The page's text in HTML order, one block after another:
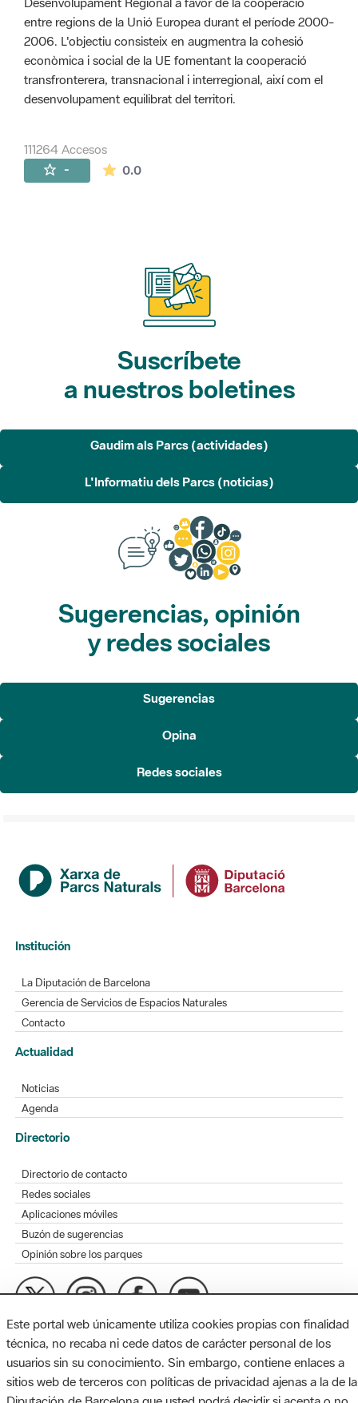
entre regions de la Unió Europea durant el període 2000-
2006. L'objectiu consisteix en augmentra la cohesió
econòmica i social de la UE fomentant la cooperació
transfronterera, transnacional i interregional, així com el
desenvolupament equilibrat del territori.
111264 Accesos
- 0.0La valoración media es de 0 estrellas de
Suscríbete
a nuestros boletines
Gaudim als Parcs (actividades)
L'Informatiu dels Parcs (noticias)
Sugerencias, opinión
y redes sociales
Sugerencias
Opina
Redes sociales
Institución
La Diputación de Barcelona
Gerencia de Servicios de Espacios Naturales
Contacto
Actualidad
Noticias
Agenda
Directorio
Directorio de contacto
Redes sociales
Aplicaciones móviles
Buzón de sugerencias
Opinión sobre los parques
MAPA WEB AVISO LEGAL ACCESIBILIDAD
Diputación de Barcelona. Edifici Llacuna, 1a planta. Badajoz, 49.
08005 Barcelona. Tel. 934 022 428 / xarxaparcs@diba.cat
Este portal web únicamente utiliza cookies propias con finalidad
técnica, no recaba ni cede datos de carácter personal de los
usuarios sin su conocimiento. Sin embargo, contiene enlaces a
sitios web de terceros con políticas de privacidad ajenas a la de la